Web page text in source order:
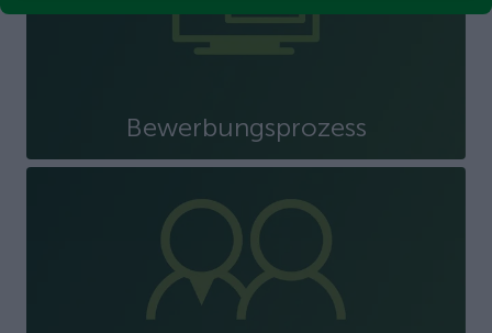
Bewerbungsprozess